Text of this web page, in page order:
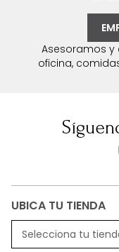
Asesoramos
oficina,
UBICA TU TIENDA
Selecciona tu